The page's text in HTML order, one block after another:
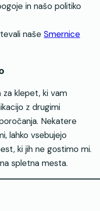
in našo politiko
naše Smernice
za klepet, ki vam
z drugimi
Nekatere
lahko vsebujejo
ki jih ne gostimo mi.
spletna mesta.